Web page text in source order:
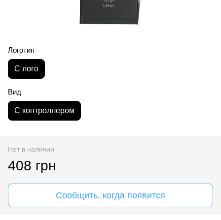
Логотип
С лого
Вид
С контроллером
Нет в наличии
408 грн
Сообщить, когда появится